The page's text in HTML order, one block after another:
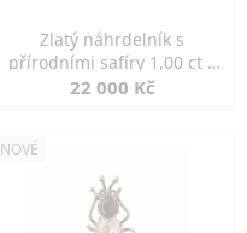
Zlatý náhrdelník s
přírodními safíry 1,00 ct a
diamanty
22 000 Kč
NOVÉ